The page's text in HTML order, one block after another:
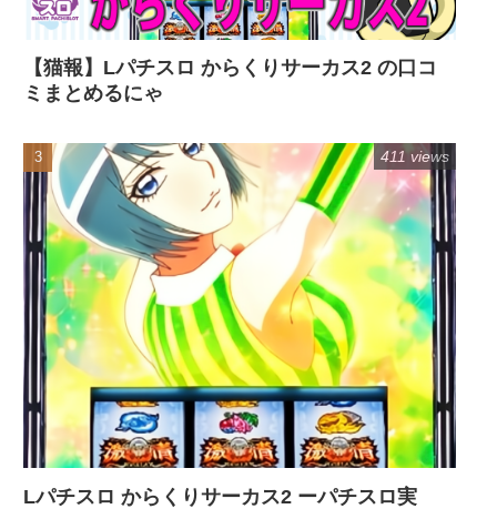
【猫報】Lパチスロ からくりサーカス2 の口コ
ミまとめるにゃ
Lパチスロ からくりサーカス2 ーパチスロ実
411 views